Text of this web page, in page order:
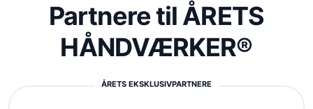
Partnere til ÅRETS
HÅNDVÆRKER®
ÅRETS EKSKLUSIVPARTNERE